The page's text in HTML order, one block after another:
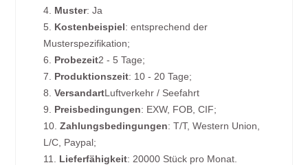
4. Muster: Ja
5. Kostenbeispiel: entsprechend der
Musterspezifikation;
6. Probezeit2 - 5 Tage;
7. Produktionszeit: 10 - 20 Tage;
8.VersandartLuftverkehr / Seefahrt
9. Preisbedingungen: EXW, FOB, CIF;
10.Zahlungsbedingungen: T/T, Western Union,
L/C, Paypal;
11. Lieferfähigkeit: 20000 Stück pro Monat.